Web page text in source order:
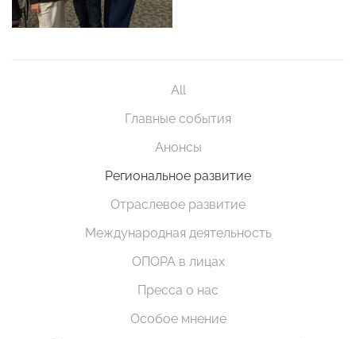
All
Главные события
Анонсы
Региональное развитие
Отраслевое развитие
Международная деятельность
ОПОРА в лицах
Пресса о нас
Особое мнение